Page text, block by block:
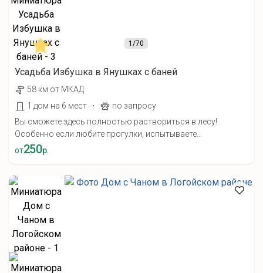
1/70
Усадьба Избушка в Янушках с баней
58 км от МКАД
1 дом на 6 мест
·
по запросу
Вы сможете здесь полностью раствориться в лесу!
Особенно если любите прогулки, испытываете...
от250р.